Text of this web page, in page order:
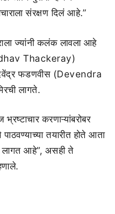
संरक्षण दिलं आहे.”
ज्यांनी कलंक लावला आहे
Thackeray)
फडणवीस (Devendra
लागते.
करणाऱ्यांबरोबर
तयारीत होते आता
लागत आहे”, असही ते